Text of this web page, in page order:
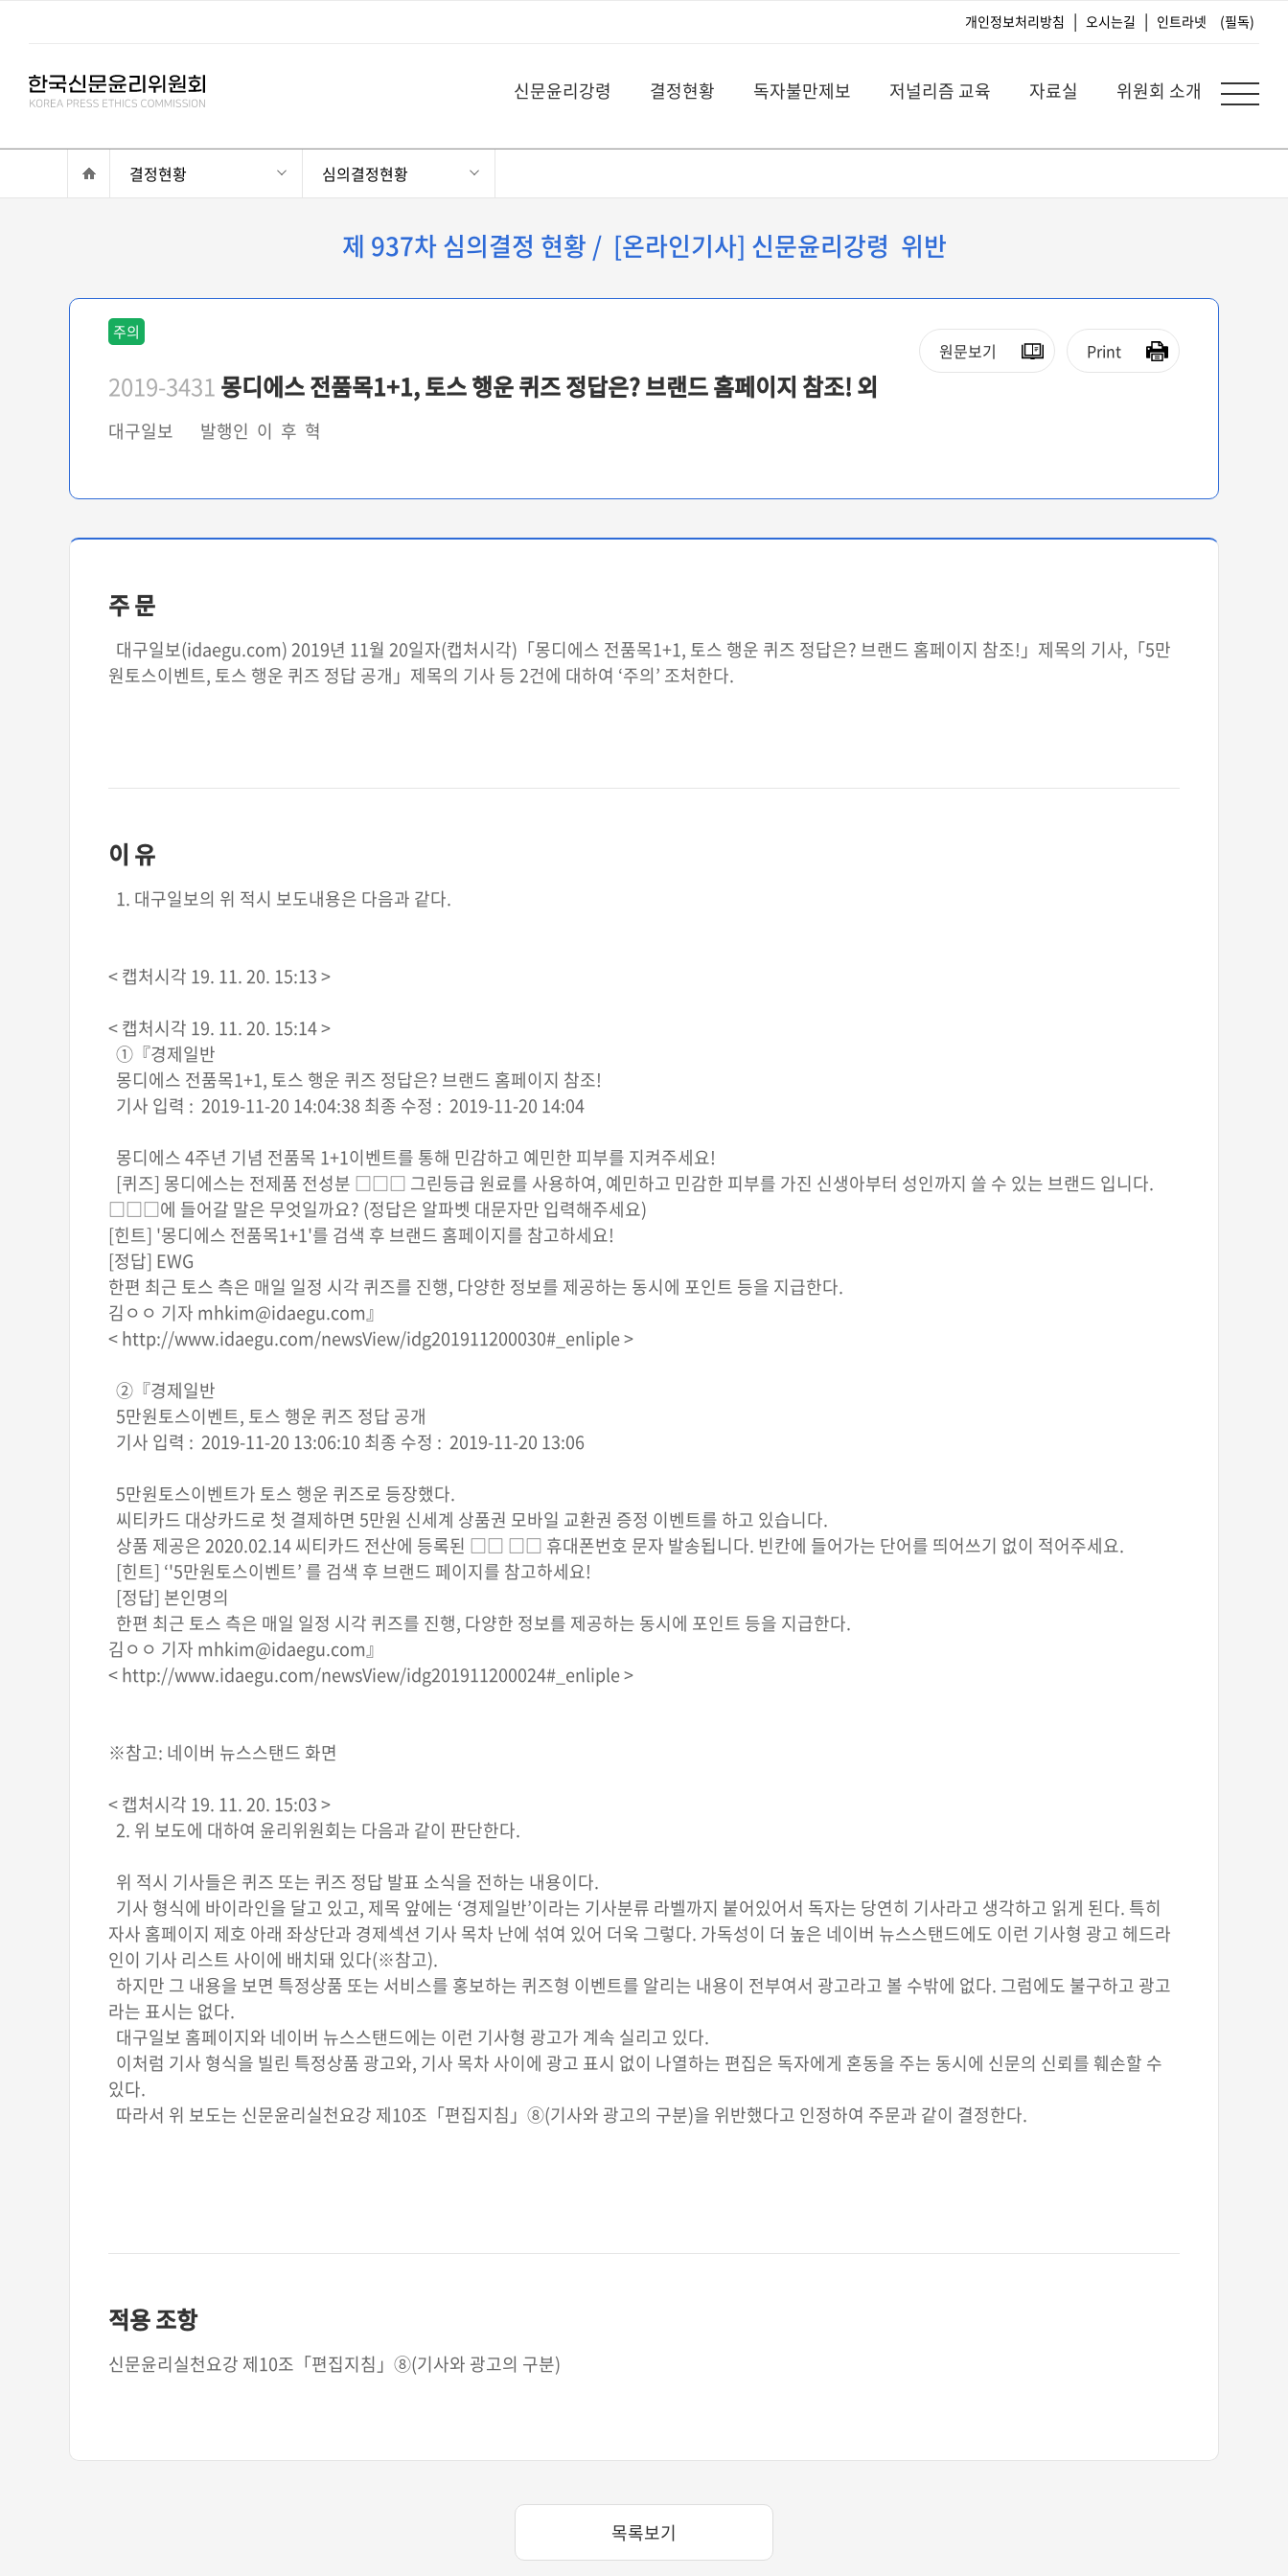
개인정보처리방침 | 오시는길 | 인트라넷 (필독)
신문윤리강령 결정현황 독자불만제보 저널리즘 교육 자료실 위원회 소개
결정현황 심의결정현황
제 937차 심의결정 현황 / [온라인기사] 신문윤리강령 위반
주의
2019-3431몽디에스 전품목1+1, 토스 행운 퀴즈 정답은? 브랜드 홈페이지 참조! 외
대구일보 발행인 이 후 혁
원문보기 Print
주 문
대구일보(idaegu.com) 2019년 11월 20일자(캡처시각)「몽디에스 전품목1+1, 토스 행운 퀴즈 정답은? 브랜드 홈페이지 참조!」제목의 기사,「5만
원토스이벤트, 토스 행운 퀴즈 정답 공개」제목의 기사 등 2건에 대하여 ‘주의’ 조처한다.
이 유
1. 대구일보의 위 적시 보도내용은 다음과 같다.
< 캡처시각 19. 11. 20. 15:13 >
< 캡처시각 19. 11. 20. 15:14 >
①『경제일반
몽디에스 전품목1+1, 토스 행운 퀴즈 정답은? 브랜드 홈페이지 참조!
기사 입력 : 2019-11-20 14:04:38 최종 수정 : 2019-11-20 14:04
몽디에스 4주년 기념 전품목 1+1이벤트를 통해 민감하고 예민한 피부를 지켜주세요!
[퀴즈] 몽디에스는 전제품 전성분 □□□ 그린등급 원료를 사용하여, 예민하고 민감한 피부를 가진 신생아부터 성인까지 쓸 수 있는 브랜드 입니다.
□□□에 들어갈 말은 무엇일까요? (정답은 알파벳 대문자만 입력해주세요)
[힌트] '몽디에스 전품목1+1'를 검색 후 브랜드 홈페이지를 참고하세요!
[정답] EWG
한편 최근 토스 측은 매일 일정 시각 퀴즈를 진행, 다양한 정보를 제공하는 동시에 포인트 등을 지급한다.
김ㅇㅇ 기자 mhkim@idaegu.com』
< http://www.idaegu.com/newsView/idg201911200030#_enliple >
②『경제일반
5만원토스이벤트, 토스 행운 퀴즈 정답 공개
기사 입력 : 2019-11-20 13:06:10 최종 수정 : 2019-11-20 13:06
5만원토스이벤트가 토스 행운 퀴즈로 등장했다.
씨티카드 대상카드로 첫 결제하면 5만원 신세계 상품권 모바일 교환권 증정 이벤트를 하고 있습니다.
상품 제공은 2020.02.14 씨티카드 전산에 등록된 □□ □□ 휴대폰번호 문자 발송됩니다. 빈칸에 들어가는 단어를 띄어쓰기 없이 적어주세요.
[힌트] ‘'5만원토스이벤트’ 를 검색 후 브랜드 페이지를 참고하세요!
[정답] 본인명의
한편 최근 토스 측은 매일 일정 시각 퀴즈를 진행, 다양한 정보를 제공하는 동시에 포인트 등을 지급한다.
김ㅇㅇ 기자 mhkim@idaegu.com』
< http://www.idaegu.com/newsView/idg201911200024#_enliple >
※참고: 네이버 뉴스스탠드 화면
< 캡처시각 19. 11. 20. 15:03 >
2. 위 보도에 대하여 윤리위원회는 다음과 같이 판단한다.
위 적시 기사들은 퀴즈 또는 퀴즈 정답 발표 소식을 전하는 내용이다.
기사 형식에 바이라인을 달고 있고, 제목 앞에는 ‘경제일반’이라는 기사분류 라벨까지 붙어있어서 독자는 당연히 기사라고 생각하고 읽게 된다. 특히
자사 홈페이지 제호 아래 좌상단과 경제섹션 기사 목차 난에 섞여 있어 더욱 그렇다. 가독성이 더 높은 네이버 뉴스스탠드에도 이런 기사형 광고 헤드라
인이 기사 리스트 사이에 배치돼 있다(※참고).
하지만 그 내용을 보면 특정상품 또는 서비스를 홍보하는 퀴즈형 이벤트를 알리는 내용이 전부여서 광고라고 볼 수밖에 없다. 그럼에도 불구하고 광고
라는 표시는 없다.
대구일보 홈페이지와 네이버 뉴스스탠드에는 이런 기사형 광고가 계속 실리고 있다.
이처럼 기사 형식을 빌린 특정상품 광고와, 기사 목차 사이에 광고 표시 없이 나열하는 편집은 독자에게 혼동을 주는 동시에 신문의 신뢰를 훼손할 수
있다.
따라서 위 보도는 신문윤리실천요강 제10조「편집지침」⑧(기사와 광고의 구분)을 위반했다고 인정하여 주문과 같이 결정한다.
적용 조항
신문윤리실천요강 제10조「편집지침」⑧(기사와 광고의 구분)
목록보기